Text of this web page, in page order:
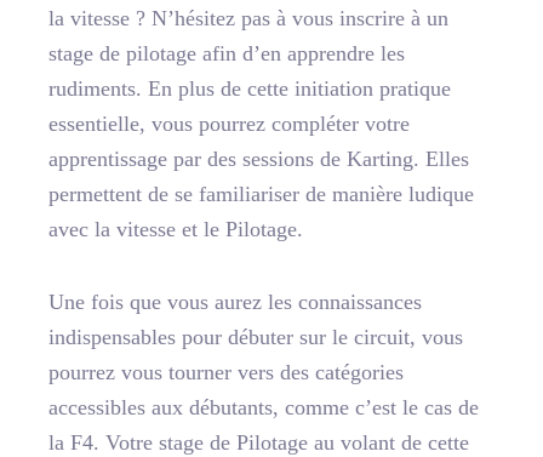
la vitesse ? N’hésitez pas à vous inscrire à un
stage de pilotage afin d’en apprendre les
rudiments. En plus de cette initiation pratique
essentielle, vous pourrez compléter votre
apprentissage par des sessions de Karting. Elles
permettent de se familiariser de manière ludique
avec la vitesse et le Pilotage.
Une fois que vous aurez les connaissances
indispensables pour débuter sur le circuit, vous
pourrez vous tourner vers des catégories
accessibles aux débutants, comme c’est le cas de
la F4. Votre stage de Pilotage au volant de cette